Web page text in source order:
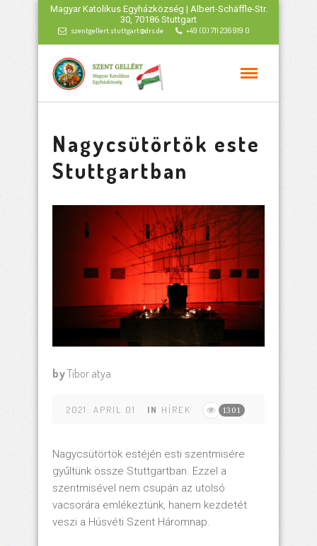
Magyar Katolikus Egyházközség | Albert-Schäffle-Str.
30, 70186 Stuttgart
szentgellert.stuttgart@drs.de +49 (0) 711 236 919 0
Nagycsütörtök este
Stuttgartban
byTibor atya
2021. APRIL 01 IN HÍREK 1301
Nagycsütörtök estéjén esti szentmisére
gyűltünk össze Stuttgartban. Ezzel a
szentmisével nem csupán az utolsó
vacsorára emlékeztünk, hanem kezdetét
veszi a Húsvéti Szent Háromnap.